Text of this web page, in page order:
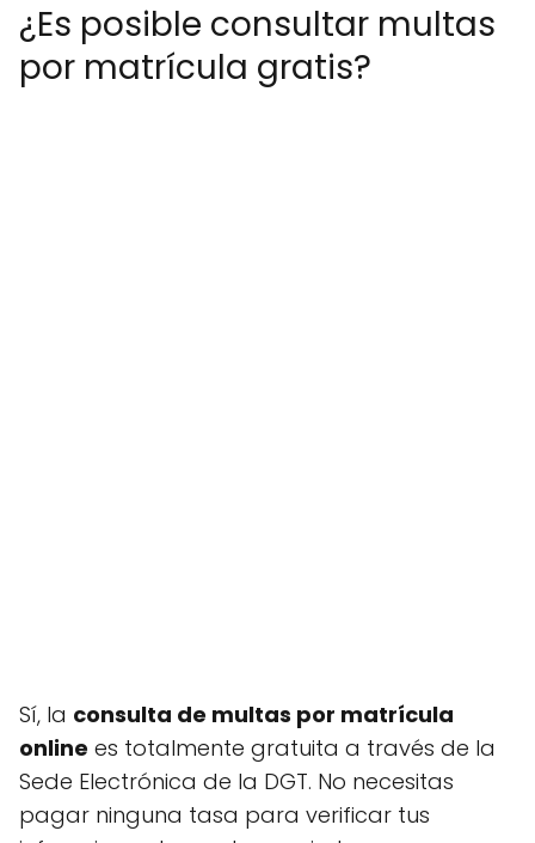
¿Es posible consultar multas
por matrícula gratis?
Sí, la consulta de multas por matrícula
online es totalmente gratuita a través de la
Sede Electrónica de la DGT. No necesitas
pagar ninguna tasa para verificar tus